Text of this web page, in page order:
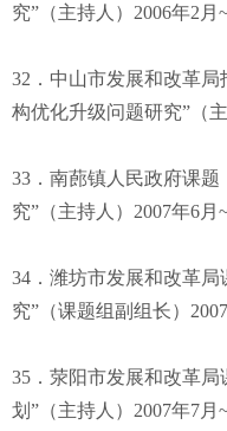
究”（主持人）2006年2月
32．中山市发展和改革
构优化升级问题研究”（
33．南蓢镇人民政府课
究”（主持人）2007年6月
34．潍坊市发展和改革
究”（课题组副组长）
35．荥阳市发展和改革
划”（主持人）2007年7月